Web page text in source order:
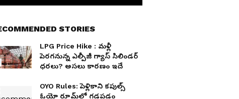
STORIES
LPG Price Hike : మళ్లీ
పెరగనున్న ఎల్పీజీ గ్యాస్ సిలిండర్
ధరలు? అసలు కారణం ఇదే
OYO Rules: పెళ్లికాని కపుల్స్
ఓయో రూమ్‌లో గ‌డ‌ప‌డం